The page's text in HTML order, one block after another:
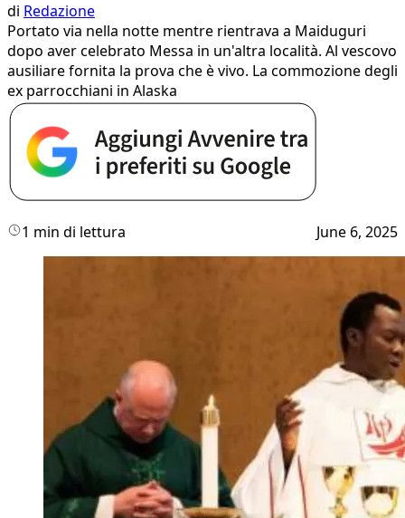
di Redazione
Portato via nella notte mentre rientrava a Maiduguri
dopo aver celebrato Messa in un'altra località. Al vescovo
ausiliare fornita la prova che è vivo. La commozione degli
ex parrocchiani in Alaska
1 min di lettura June 6, 2025